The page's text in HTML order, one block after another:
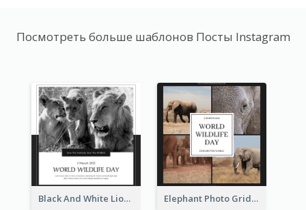
Посмотреть больше шаблонов Посты Instagram
Black And White Lion World Wildlife Day Instagram Post Elephant Photo Grid World Wildlife Day Instagram Post